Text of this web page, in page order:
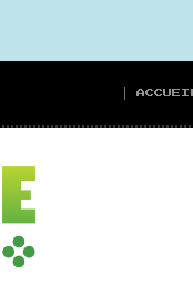
ACCUEIL